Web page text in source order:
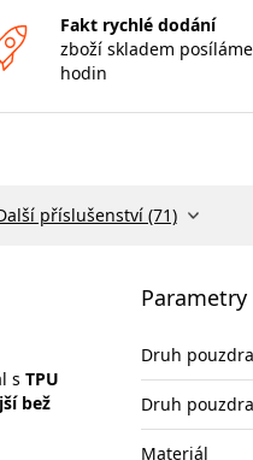
Fakt rychlé dodání
zboží skladem
hodin
příslušenství (71)
s TPU
bež
Parametry
Druh pouzdra
Druh pouzdra
Materiál